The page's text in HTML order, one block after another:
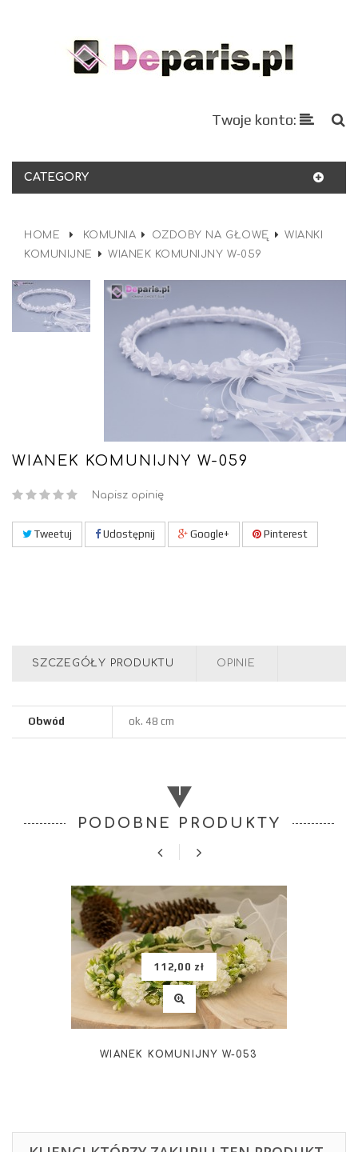
Twoje konto:
CATEGORY
HOME KOMUNIA OZDOBY NA GŁOWĘ
WIANKI
KOMUNIJNE
WIANEK KOMUNIJNY W-059
WIANEK KOMUNIJNY W-059
Napisz opinię
Tweetuj Udostępnij Google+ Pinterest
SZCZEGÓŁY PRODUKTU OPINIE
Obwód ok. 48 cm
PODOBNE PRODUKTY
112,00 zł
WIANEK KOMUNIJNY W-053